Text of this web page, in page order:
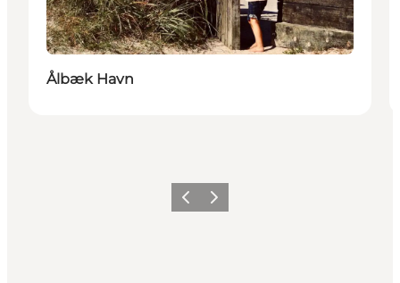
Ålbæk Havn
ZurückWeiter